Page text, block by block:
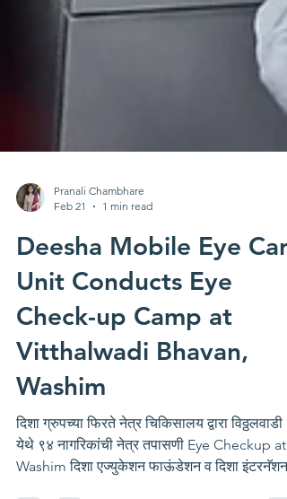
Pranali Chambhare
Deesha Mobile Eye Care
Unit Conducts Eye
Check-up Camp at
Vitthalwadi Bhavan,